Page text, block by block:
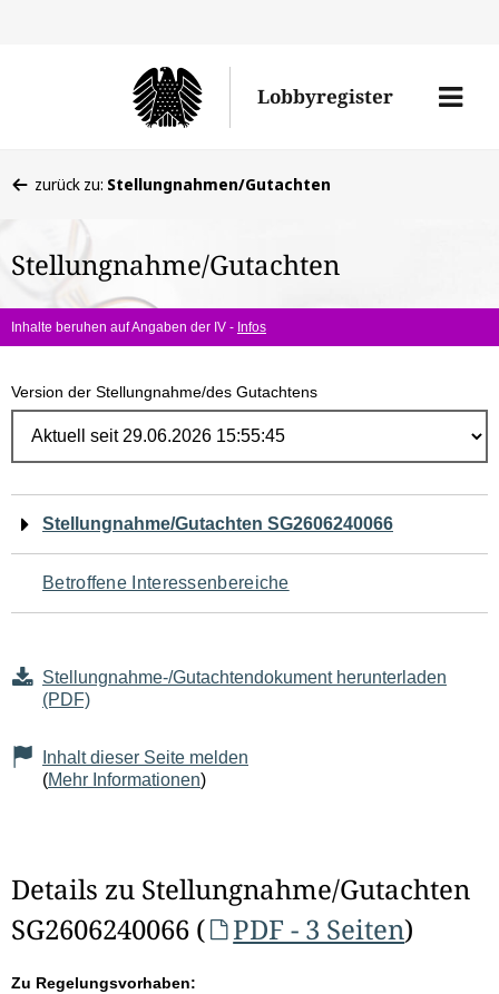
Lobbyregister
Menü
befinden
hier:
zurück zu: Stellungnahmen/Gutachten
Stellungnahme/Gutachten
Inhalte beruhen auf Angaben der IV - Infos
Version der Stellungnahme/des Gutachtens
Navigation
für
den
Seiteninhalt
Stellungnahme/Gutachten SG2606240066
Betroffene Interessenbereiche
Stellungnahme-/Gutachtendokument herunterladen
(PDF)
Inhalt dieser Seite melden
(Mehr Informationen)
Details zu Stellungnahme/Gutachten
SG2606240066 (
PDF - 3 Seiten)
Zu Regelungsvorhaben: